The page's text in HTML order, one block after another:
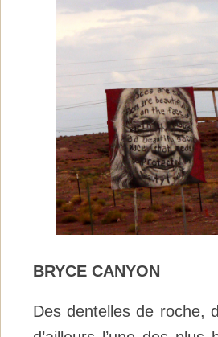
BRYCE CANYON
Des dentelles de roche,